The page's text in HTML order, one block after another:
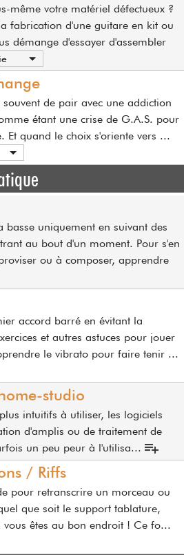
même votre matériel défectueux ?
fabrication d'une guitare en kit ou
démange d'essayer d'assembler
de pair avec une addiction
étant une crise de G.A.S. pour
Et quand le choix s'oriente vers ...
uniquement en suivant des
au bout d'un moment. Pour s'en
ou à composer, apprendre
accord barré en évitant la
et autres astuces pour jouer
le vibrato pour faire tenir ...
studio
intuitifs à utiliser, les logiciels
d'amplis ou de traitement de
un peu peur à l'utilisa...
/ Riffs
pour retranscrire un morceau ou
que soit le support tablature,
êtes au bon endroit ! Ce fo...